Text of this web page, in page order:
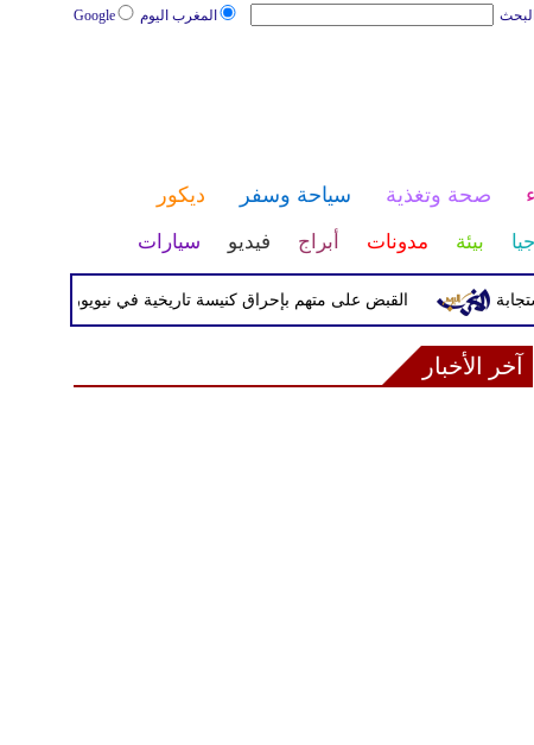
المغرب اليوم Google البحث
صحة وتغذية سياحة وسفر ديكور
بيئة مدونات أبراج فيديو سيارات
القبض على متهم بإحراق كنيسة تاريخية في نيويورك بعد محاولة
آخر الأخبار